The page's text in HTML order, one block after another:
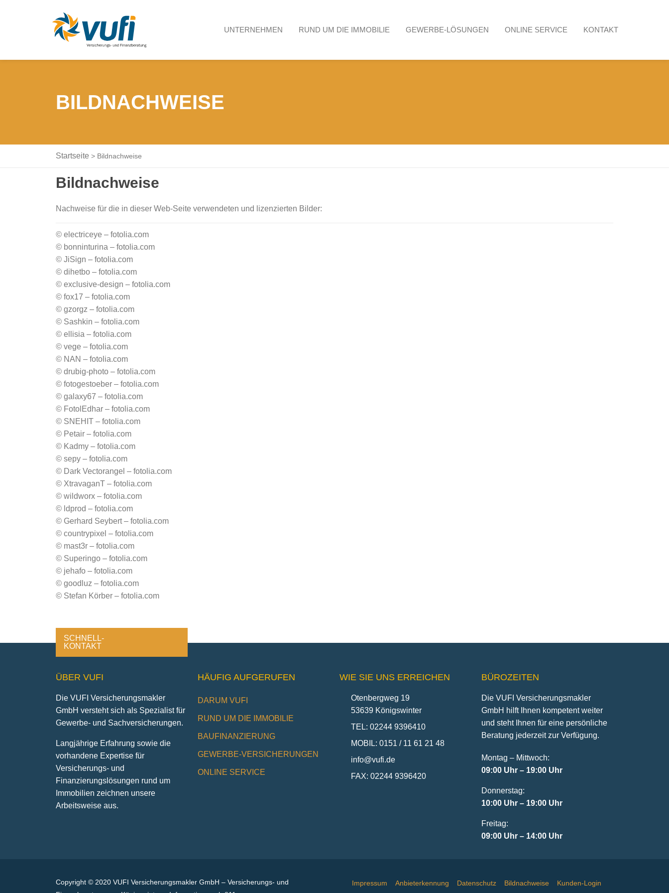
UNTERNEHMEN RUND UM DIE IMMOBILIE GEWERBE-LÖSUNGEN ONLINE SERVICE KONTAKT
BILDNACHWEISE
Startseite > Bildnachweise
Bildnachweise
Nachweise für die in dieser Web-Seite verwendeten und lizenzierten Bilder:
© electriceye – fotolia.com
© bonninturina – fotolia.com
© JiSign – fotolia.com
© dihetbo – fotolia.com
© exclusive-design – fotolia.com
© fox17 – fotolia.com
© gzorgz – fotolia.com
© Sashkin – fotolia.com
© ellisia – fotolia.com
© vege – fotolia.com
© NAN – fotolia.com
© drubig-photo – fotolia.com
© fotogestoeber – fotolia.com
© galaxy67 – fotolia.com
© FotolEdhar – fotolia.com
© SNEHIT – fotolia.com
© Petair – fotolia.com
© Kadmy – fotolia.com
© sepy – fotolia.com
© Dark Vectorangel – fotolia.com
© XtravaganT – fotolia.com
© wildworx – fotolia.com
© ldprod – fotolia.com
© Gerhard Seybert – fotolia.com
© countrypixel – fotolia.com
© mast3r – fotolia.com
© Superingo – fotolia.com
© jehafo – fotolia.com
© goodluz – fotolia.com
© Stefan Körber – fotolia.com
SCHNELL-
KONTAKT
ÜBER VUFI
Die VUFI Versicherungsmakler
GmbH versteht sich als Spezialist für
Gewerbe- und Sachversicherungen.
Langjährige Erfahrung sowie die
vorhandene Expertise für
Versicherungs- und
Finanzierungslösungen rund um
Immobilien zeichnen unsere
Arbeitsweise aus.
HÄUFIG AUFGERUFEN
DARUM VUFI
RUND UM DIE IMMOBILIE
BAUFINANZIERUNG
GEWERBE-VERSICHERUNGEN
ONLINE SERVICE
WIE SIE UNS ERREICHEN
Otenbergweg 19
53639 Königswinter
TEL: 02244 9396410
MOBIL: 0151 / 11 61 21 48
info@vufi.de
FAX: 02244 9396420
BÜROZEITEN
Die VUFI Versicherungsmakler
GmbH hilft Ihnen kompetent weiter
und steht Ihnen für eine persönliche
Beratung jederzeit zur Verfügung.
Montag – Mittwoch:
09:00 Uhr – 19:00 Uhr
Donnerstag:
10:00 Uhr – 19:00 Uhr
Freitag:
09:00 Uhr – 14:00 Uhr
Copyright © 2020 VUFI Versicherungsmakler GmbH – Versicherungs- und
Impressum Anbieterkennung Datenschutz Bildnachweise Kunden-Login